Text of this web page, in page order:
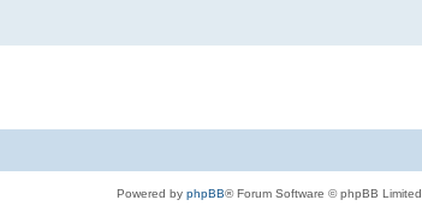
Powered by phpBB® Forum Software © phpBB Limited